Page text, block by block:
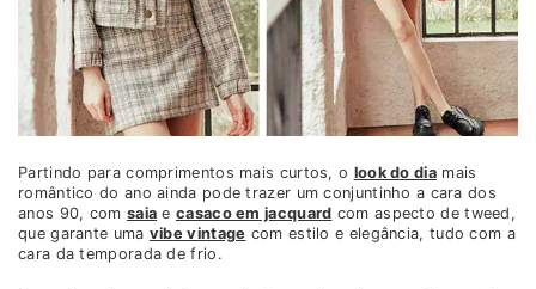
Partindo para comprimentos mais curtos, o look do diamais
romântico do ano ainda pode trazer um conjuntinho a cara dos
anos 90, com saia ecasaco em jacquard com aspecto de tweed,
que garante uma vibe vintage com estilo e elegância, tudo com a
cara da temporada de frio.